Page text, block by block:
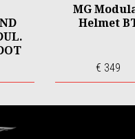
MG
Helmet
€ 349